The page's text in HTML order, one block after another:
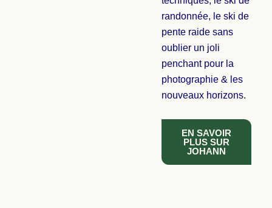
randonnée, le ski de
pente raide sans
oublier un joli
penchant pour la
photographie & les
nouveaux horizons.
EN SAVOIR
PLUS SUR
JOHANN